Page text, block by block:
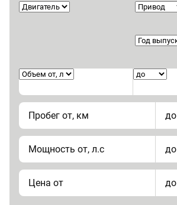
Пробег от, км до
Мощность от, л.с до
Цена от до